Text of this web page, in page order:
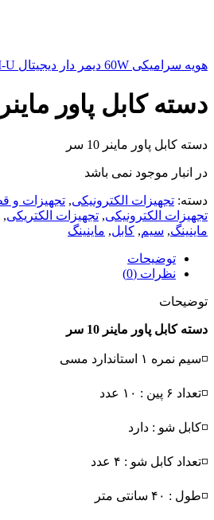
هویه سرامیکی 60W دیمر دار دیجیتال TNI-U مدل TU-907D
دسته کابل پاور ماینر 10 سر
دسته کابل پاور ماینر 10 سر
در انبار موجود نمی باشد
دسته: تجهیزات الکترونیکی, تجهیزات و
تجهیزات الکترونیکی, تجهیزات الکتریکی,
ماینینگ, سیم, کابل, ماینینگ
توضیحات
نظرات (0)
توضیحات
دسته کابل پاور ماینر 10 سر
◽سیم نمره ۱ استاندارد مسی
◽تعداد ۶ پین : ۱۰ عدد
◽کابل شو : دارد
◽تعداد کابل شو : ۴ عدد
◽طول : ۴۰ سانتی متر